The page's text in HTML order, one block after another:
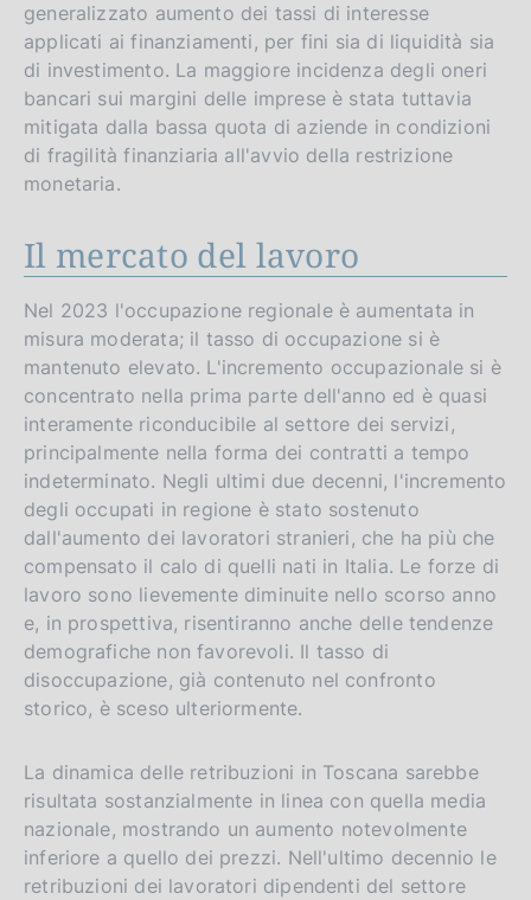
generalizzato aumento dei tassi di interesse
applicati ai finanziamenti, per fini sia di liquidità sia
di investimento. La maggiore incidenza degli oneri
bancari sui margini delle imprese è stata tuttavia
mitigata dalla bassa quota di aziende in condizioni
di fragilità finanziaria all'avvio della restrizione
monetaria.
Il mercato del lavoro
Nel 2023 l'occupazione regionale è aumentata in
misura moderata; il tasso di occupazione si è
mantenuto elevato. L'incremento occupazionale si è
concentrato nella prima parte dell'anno ed è quasi
interamente riconducibile al settore dei servizi,
principalmente nella forma dei contratti a tempo
indeterminato. Negli ultimi due decenni, l'incremento
degli occupati in regione è stato sostenuto
dall'aumento dei lavoratori stranieri, che ha più che
compensato il calo di quelli nati in Italia. Le forze di
lavoro sono lievemente diminuite nello scorso anno
e, in prospettiva, risentiranno anche delle tendenze
demografiche non favorevoli. Il tasso di
disoccupazione, già contenuto nel confronto
storico, è sceso ulteriormente.
La dinamica delle retribuzioni in Toscana sarebbe
risultata sostanzialmente in linea con quella media
nazionale, mostrando un aumento notevolmente
inferiore a quello dei prezzi. Nell'ultimo decennio le
retribuzioni dei lavoratori dipendenti del settore